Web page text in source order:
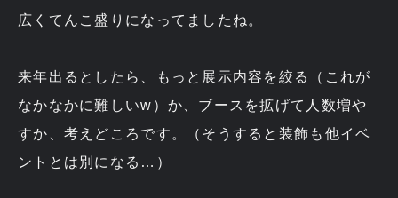
広くてんこ盛りになってましたね。
来年出るとしたら、もっと展示内容を絞る（これが
なかなかに難しいw）か、ブースを拡げて人数増や
すか、考えどころです。（そうすると装飾も他イベ
ントとは別になる…）